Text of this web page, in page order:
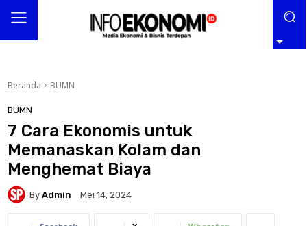
Beranda BUMN
BUMN
7 Cara Ekonomis untuk
Memanaskan Kolam dan
Menghemat Biaya
By Admin Mei 14, 2024